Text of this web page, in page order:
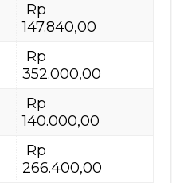
Rp
147.840,00
Rp
352.000,00
Rp
140.000,00
Rp
266.400,00